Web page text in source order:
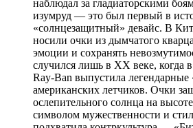
наблюдал за гладиаторскими
изумруд — это был первый в
«солнцезащитный» девайс. В
носили очки из дымчатого
эмоции и сохранять
случился лишь в XX веке, когда
Ray-Ban выпустила легендарные
американских летчиков. Очки
ослепительного солнца на
символом мужественности и